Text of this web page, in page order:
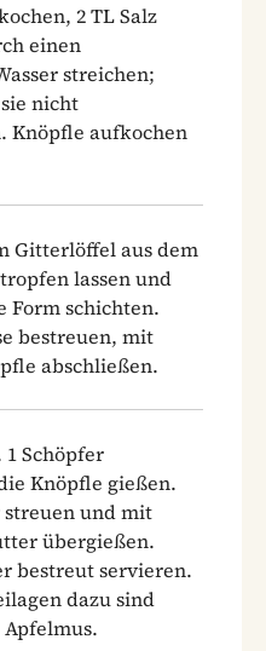
2 TL Salz
einen
streichen;
nicht
Knöpfle aufkochen
Gitterlöffel aus dem
lassen und
Form schichten.
bestreuen, mit
abschließen.
Schöpfer
Knöpfle gießen.
und mit
übergießen.
bestreut servieren.
dazu sind